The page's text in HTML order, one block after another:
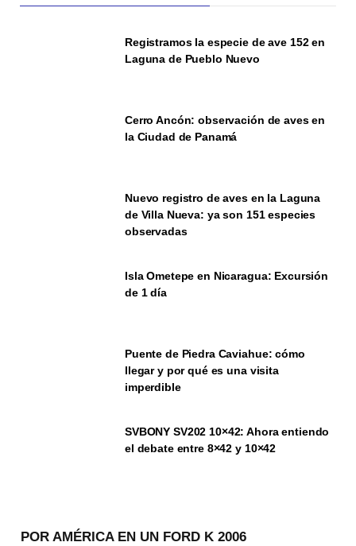
Registramos la especie de ave 152 en
Laguna de Pueblo Nuevo
Cerro Ancón: observación de aves en
la Ciudad de Panamá
Nuevo registro de aves en la Laguna
de Villa Nueva: ya son 151 especies
observadas
Isla Ometepe en Nicaragua: Excursión
de 1 día
Puente de Piedra Caviahue: cómo
llegar y por qué es una visita
imperdible
SVBONY SV202 10×42: Ahora entiendo
el debate entre 8×42 y 10×42
POR AMÉRICA EN UN FORD K 2006